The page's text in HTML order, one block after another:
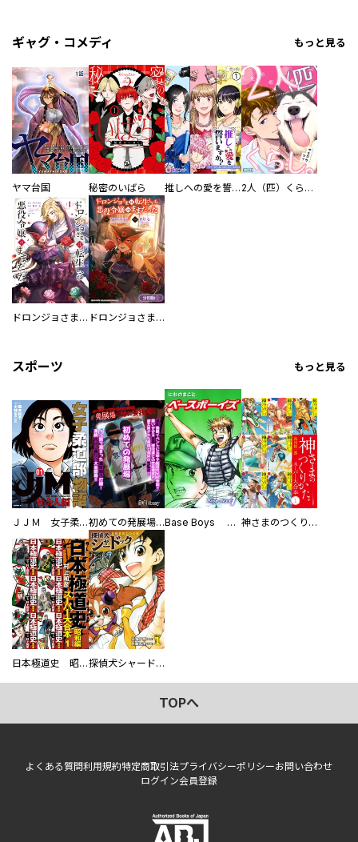
ギャグ・コメディ もっと見る
ヤマ台国 秘密のいばら 推しへの愛を誓いますか？～アラサー女子、推しは逃げぬが人生逃げる～ 2人（匹）くらし。
ドロンジョさまは転生しても悪役令嬢のままだった ドロンジョさまは転生しても悪役令嬢のままだった【分冊版】
スポーツ もっと見る
ＪＪＭ 女子柔道部物語 社会人編 初めての発展場 【白抜き修正版】 Base Boys 新装版 神さまのつくりかた。スーパー大合本
日本極道史 昭和編 スーパー大合本 探偵犬シャードック（新装版）
TOPへ
よくある質問利用規約特定商取引法プライバシーポリシーお問い合わせ
ログイン会員登録